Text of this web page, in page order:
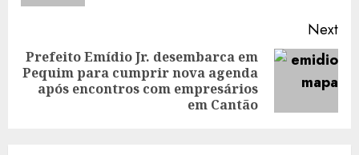
Next
Next
post:
Prefeito Emídio Jr. desembarca em
Pequim para cumprir nova agenda
após encontros com empresários
em Cantão